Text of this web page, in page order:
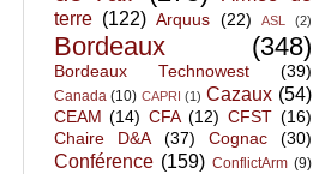
terre (122) Arquus (22) ASL (2)
Bordeaux (348)
Bordeaux Technowest (39)
Canada (10) CAPRI (1) Cazaux (54)
CEAM (14) CFA (12) CFST (16)
Chaire D&A
(37) Cognac (30)
Conférence (159) ConflictArm (9)